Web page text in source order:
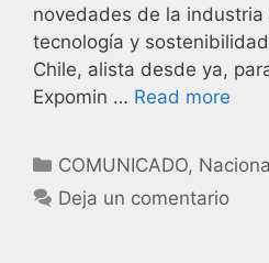
novedades de la industria
tecnología y
Chile, alista desde ya,
Expomin … Read more
COMUNICADO,
Deja un comentario